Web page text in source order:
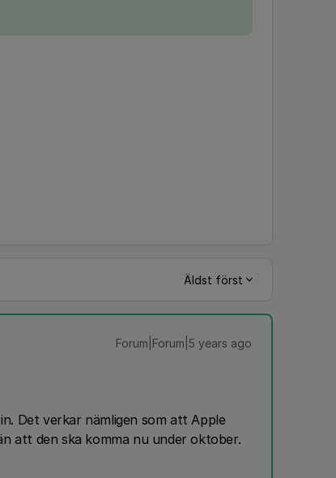
Äldst först
Forum|Forum|5 years ago
Det verkar nämligen som att Apple
att den ska komma nu under oktober.